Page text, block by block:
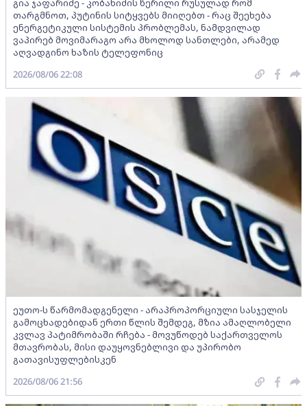
გია ჯაფარიძე - კობახიძის წერილი რუსულად რომ
თარგმნოთ, პუტინის სიტყვებს მიიღებთ - რაც შეეხება
ენერგეტიკული სისტემის პრობლემას, ნამდვილად
ვაპირებ მოვიმარაგო არა მხოლოდ სანთლები, არამედ
აღვადგინო ხაზის ტელეფონიც
2026/08/06 22:08
ეუთო-ს წარმომადგენელი - არაპროპორციული სასჯელის
გამოცხადებიდან ერთი წლის შემდეგ, მზია ამაღლობელი
კვლავ პატიმრობაში რჩება - მოვუწოდებ საქართველოს
მთავრობას, მისი დაუყოვნებლივი და უპირობო
გათავისუფლებისკენ
2026/08/06 21:56